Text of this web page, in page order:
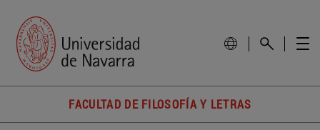
FACULTAD DE FILOSOFÍA Y LETRAS